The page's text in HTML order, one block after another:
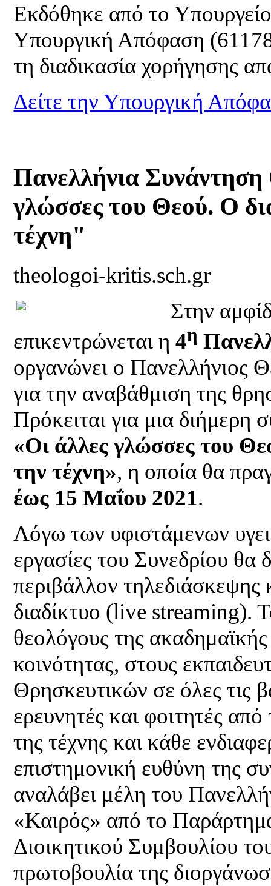
Εκδόθηκε από το
Υπουργική Απόφαση
τη διαδικασία χορήγησης
Δείτε την Υπουργική
Πανελλήνια
γλώσσες του Θεού. Ο
τέχνη"
theologoi-kritis.sch.gr
Στην
επικεντρώνεται η4η
οργανώνει ο Πανελλήνιος
για την αναβάθμιση της
Πρόκειται για μια διήμερη
«Οι άλλες γλώσσες του
την τέχνη», η οποία θα
έως 15 Μαΐου 2021.
Λόγω των υφιστάμενων
εργασίες του Συνεδρίου θα
περιβάλλον
διαδίκτυο (live streaming).
θεολόγους της ακαδημαϊκής
κοινότητας, στους
Θρησκευτικών σε όλες τις
ερευνητές και φοιτητές
της τέχνης και κάθε
επιστημονική ευθύνη της
αναλάβει μέλη του
«Καιρός» από το
Διοικητικού Συμβουλίου
πρωτοβουλία της